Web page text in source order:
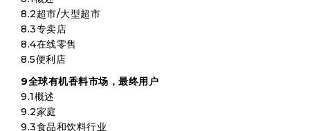
8.2超市/大型超市
8.3专卖店
8.4在线零售
8.5便利店
9全球有机香料市场，最终用户
9.1概述
9.2家庭
9.3食品和饮料行业